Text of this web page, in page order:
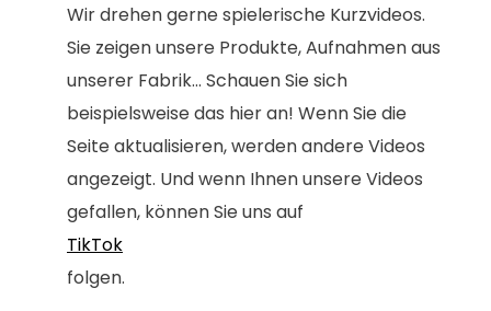
Wir drehen gerne spielerische Kurzvideos.
Sie zeigen unsere Produkte, Aufnahmen aus
unserer Fabrik... Schauen Sie sich
beispielsweise das hier an! Wenn Sie die
Seite aktualisieren, werden andere Videos
angezeigt. Und wenn Ihnen unsere Videos
gefallen, können Sie uns auf
TikTok
folgen.